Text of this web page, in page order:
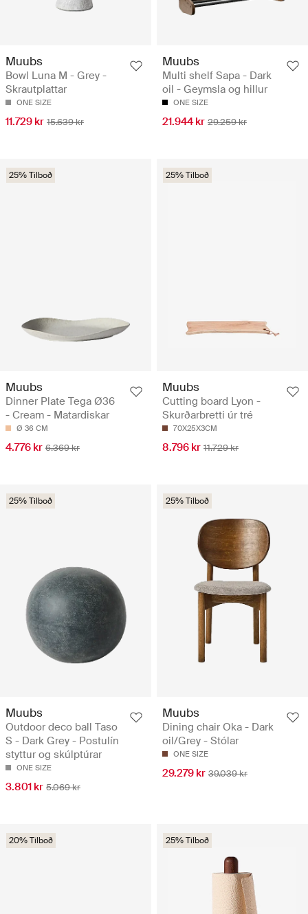
Muubs
Bowl Luna M - Grey -
Skrautplattar
ONE SIZE
11.729 kr 15.639 kr
Muubs
Multi shelf Sapa - Dark
oil - Geymsla og hillur
ONE SIZE
21.944 kr 29.259 kr
25% Tilboð
Muubs
Dinner Plate Tega Ø36
- Cream - Matardiskar
Ø 36 CM
4.776 kr 6.369 kr
25% Tilboð
Muubs
Cutting board Lyon -
Skurðarbretti úr tré
70X25X3CM
8.796 kr 11.729 kr
25% Tilboð
Muubs
Outdoor deco ball Taso
S - Dark Grey - Postulín
styttur og skúlptúrar
ONE SIZE
3.801 kr 5.069 kr
25% Tilboð
Muubs
Dining chair Oka - Dark
oil/Grey - Stólar
ONE SIZE
29.279 kr 39.039 kr
20% Tilboð 25% Tilboð